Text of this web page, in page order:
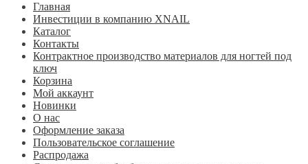
Главная
Инвестиции в компанию XNAIL
Каталог
Контакты
Контрактное производство материалов для ногтей под
ключ
Корзина
Мой аккаунт
Новинки
О нас
Оформление заказа
Пользовательское соглашение
Распродажа